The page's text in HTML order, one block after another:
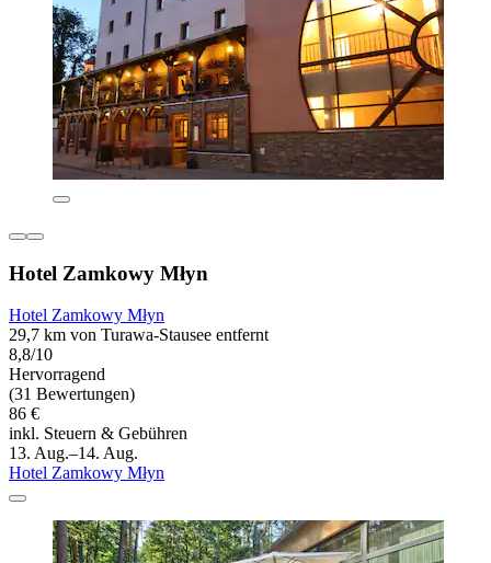
Hotel Zamkowy Młyn
Hotel Zamkowy Młyn
29,7 km von Turawa-Stausee entfernt
8,8/10
Hervorragend
(31 Bewertungen)
86 €
inkl. Steuern & Gebühren
13. Aug.–14. Aug.
Hotel Zamkowy Młyn